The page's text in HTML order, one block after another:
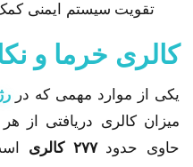
تقویت سیستم ایمنی
کالری خرما و
یکی از موارد مهمی که در
حاوی حدود۲۷۷ کالری